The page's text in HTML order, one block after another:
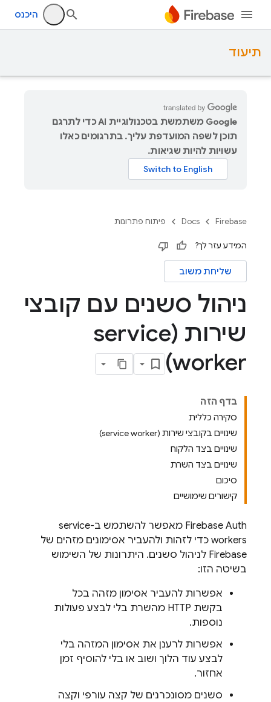
היכנס
תיעוד
‫Google משתמשת בטכנולוגיית AI כדי לתרגם
תוכן לשפה המועדפת עליך. בתרגומים כאלו
עשויות להיות שגיאות.
Firebase
Docs פיתוח פתרונות
המידע עזר לך?
שליחת משוב
ניהול סשנים עם קובצי
שירות (service
worker)
בדף הזה
סקירה כללית
שינויים בקובצי שירות (service worker)
שינויים בצד הלקוח
שינויים בצד השרת
סיכום
קישורים שימושיים
Firebase Auth מאפשר להשתמש ב-service
workers כדי לזהות ולהעביר אסימונים מזהים של
Firebase לניהול סשנים. היתרונות של השימוש
בשיטה הזו:
אפשרות להעביר אסימון מזהה בכל
בקשת HTTP מהשרת בלי לבצע פעולות
נוספות.
אפשרות לרענן את אסימון המזהה בלי
לבצע עוד הלוך ושוב או בלי להוסיף זמן
אחזור.
סשנים מסונכרנים של קצה עורפי וקצה